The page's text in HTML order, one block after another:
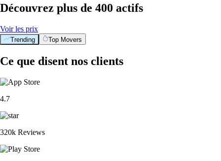
Découvrez plus de 400 actifs
Voir les prix
Trending Top Movers
Ce que disent nos clients
4.7
320k Reviews